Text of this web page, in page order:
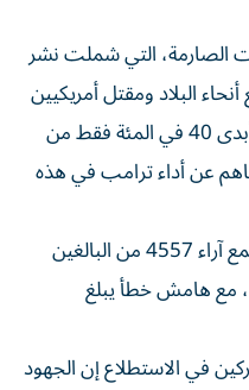
الصارمة، التي شملت نشر
البلاد ومقتل أمريكيين
اثنين في الحملة على المهاجرين، أبدى 40 في المئة ‌فقط من
عن ⁠أداء ترامب في هذه
وأُجري الاستطلاع عبر الإنترنت ‌وجمع آراء 4557 من البالغين
مع هامش خطأ يبلغ
في الاستطلاع إن الجهود